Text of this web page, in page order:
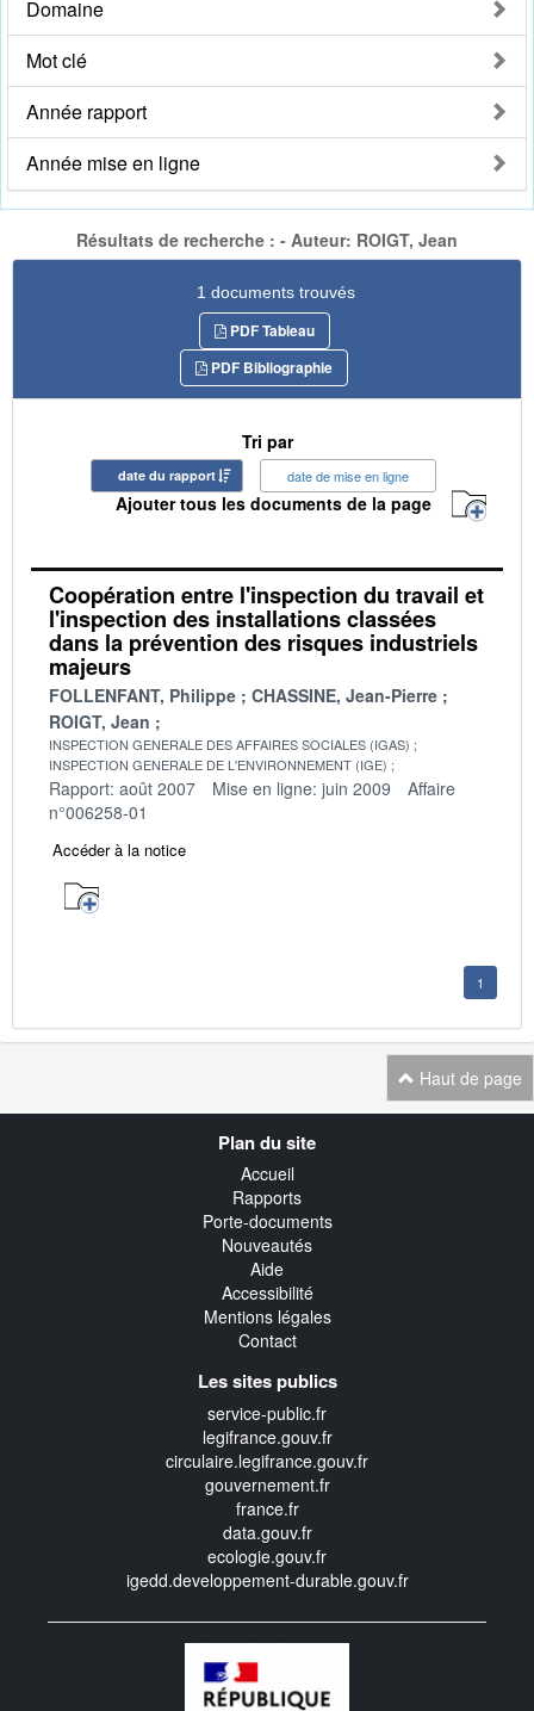
Domaine
Mot clé
Année rapport
Année mise en ligne
Résultats de recherche : - Auteur: ROIGT, Jean
1 documents trouvés
PDF Tableau
PDF Bibliographie
Tri par
date du rapport date de mise en ligne
Ajouter tous les documents de la page
Coopération entre l'inspection du travail et
l'inspection des installations classées
dans la prévention des risques industriels
majeurs
FOLLENFANT, Philippe
CHASSINE, Jean-Pierre
ROIGT, Jean
INSPECTION GENERALE DES AFFAIRES SOCIALES (IGAS)
INSPECTION GENERALE DE L'ENVIRONNEMENT (IGE)
Rapport: août 2007 Mise en ligne: juin 2009
Affaire
n°006258-01
Accéder à la notice
1
Haut de page
Plan du site
Accueil
Rapports
Porte-documents
Nouveautés
Aide
Accessibilité
Mentions légales
Contact
Les sites publics
service-public.fr
legifrance.gouv.fr
circulaire.legifrance.gouv.fr
gouvernement.fr
france.fr
data.gouv.fr
ecologie.gouv.fr
igedd.developpement-durable.gouv.fr